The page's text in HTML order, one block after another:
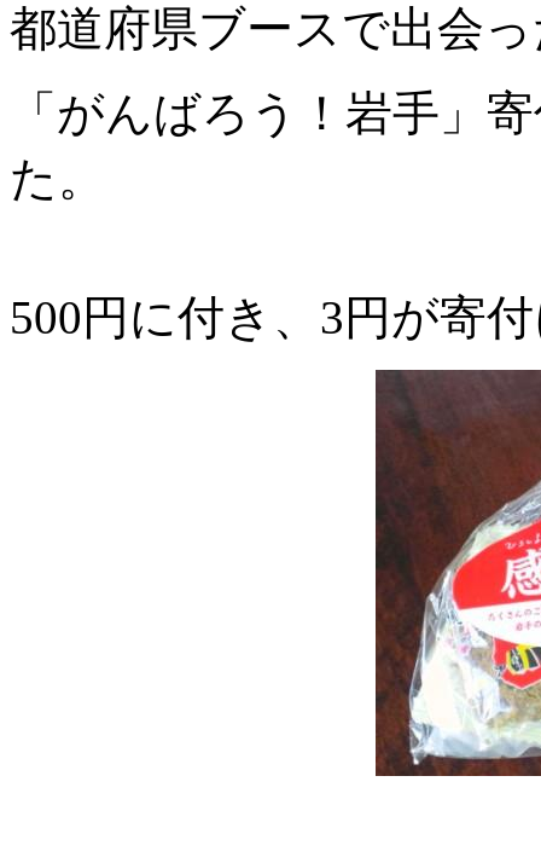
都道府県ブースで出会
「がんばろう！岩手」
た。
500円に付き、3円が寄